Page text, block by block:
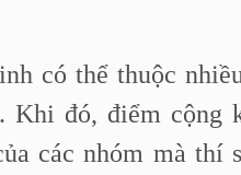
có thể thuộc
Khi đó, điểm cộng
các nhóm mà thí